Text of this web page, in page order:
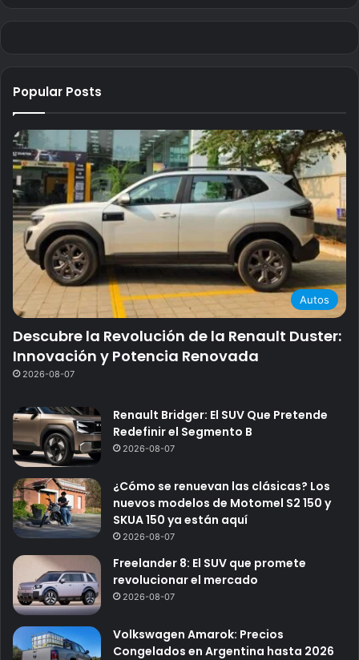
Popular Posts
Autos
Descubre la Revolución de la Renault Duster:
Innovación y Potencia Renovada
2026-08-07
Renault Bridger: El SUV Que Pretende
Redefinir el Segmento B
2026-08-07
¿Cómo se renuevan las clásicas? Los
nuevos modelos de Motomel S2 150 y
SKUA 150 ya están aquí
2026-08-07
Freelander 8: El SUV que promete
revolucionar el mercado
2026-08-07
Volkswagen Amarok: Precios
Congelados en Argentina hasta 2026